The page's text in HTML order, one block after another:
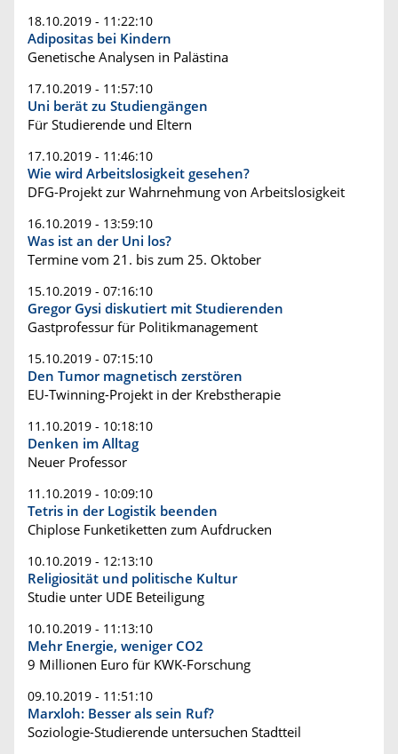
18.10.2019 - 11:22:10
Adipositas bei Kindern
Genetische Analysen in Palästina
17.10.2019 - 11:57:10
Uni berät zu Studiengängen
Für Studierende und Eltern
17.10.2019 - 11:46:10
Wie wird Arbeitslosigkeit gesehen?
DFG-Projekt zur Wahrnehmung von Arbeitslosigkeit
16.10.2019 - 13:59:10
Was ist an der Uni los?
Termine vom 21. bis zum 25. Oktober
15.10.2019 - 07:16:10
Gregor Gysi diskutiert mit Studierenden
Gastprofessur für Politikmanagement
15.10.2019 - 07:15:10
Den Tumor magnetisch zerstören
EU-Twinning-Projekt in der Krebstherapie
11.10.2019 - 10:18:10
Denken im Alltag
Neuer Professor
11.10.2019 - 10:09:10
Tetris in der Logistik beenden
Chiplose Funketiketten zum Aufdrucken
10.10.2019 - 12:13:10
Religiosität und politische Kultur
Studie unter UDE Beteiligung
10.10.2019 - 11:13:10
Mehr Energie, weniger CO2
9 Millionen Euro für KWK-Forschung
09.10.2019 - 11:51:10
Marxloh: Besser als sein Ruf?
Soziologie-Studierende untersuchen Stadtteil